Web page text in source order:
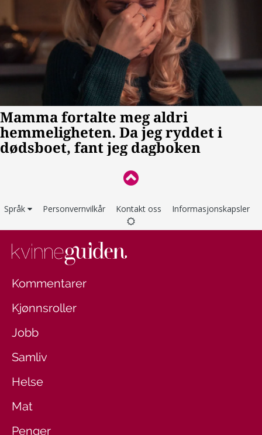
Språk Personvernvilkår Kontakt oss Informasjonskapsler
Kommentarer
Kjønnsroller
Jobb
Samliv
Helse
Mat
Penger